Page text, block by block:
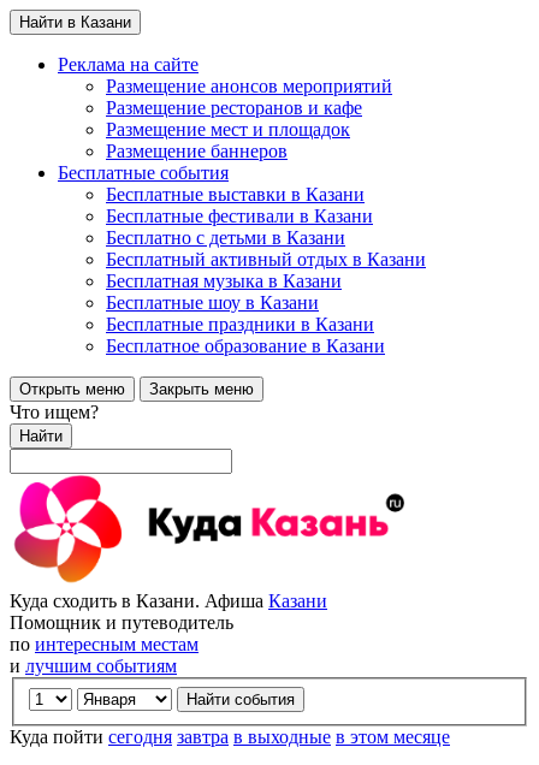
Найти в Казани
Реклама на сайте
Размещение анонсов мероприятий
Размещение ресторанов и кафе
Размещение мест и площадок
Размещение баннеров
Бесплатные события
Бесплатные выставки в Казани
Бесплатные фестивали в Казани
Бесплатно с детьми в Казани
Бесплатный активный отдых в Казани
Бесплатная музыка в Казани
Бесплатные шоу в Казани
Бесплатные праздники в Казани
Бесплатное образование в Казани
Открыть меню Закрыть меню
Что ищем?
Найти
Куда сходить в Казани. Афиша Казани
Помощник и путеводитель
по интересным местам
и лучшим событиям
Куда пойти сегодня завтра в выходные в этом месяце